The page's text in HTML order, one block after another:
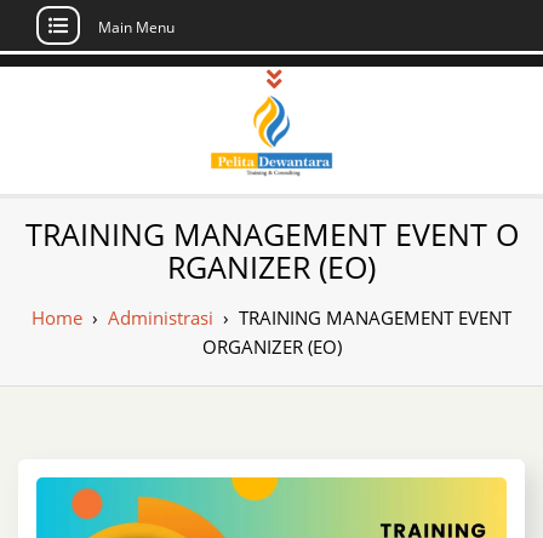
Skip
Main Menu
Pusat Pelatihan
dan Sertifikasi –
Daftar Training
Indonesia
Sertifikasi di Indonesia
TRAINING MANAGEMENT EVENT O
RGANIZER (EO)
Home › Administrasi › TRAINING MANAGEMENT EVENT
ORGANIZER (EO)